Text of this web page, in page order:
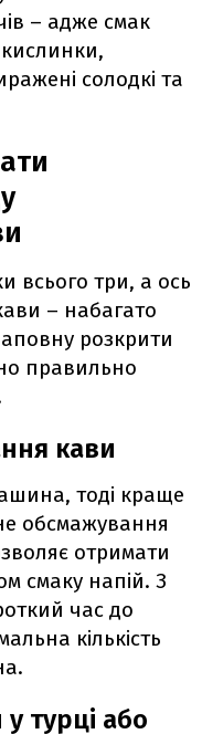
– адже смак
солодкі та
всього три, а ось
– набагато
розкрити
правильно
кави
тоді краще
обсмажування
отримати
смаку напій. З
час до
кількість
турці або